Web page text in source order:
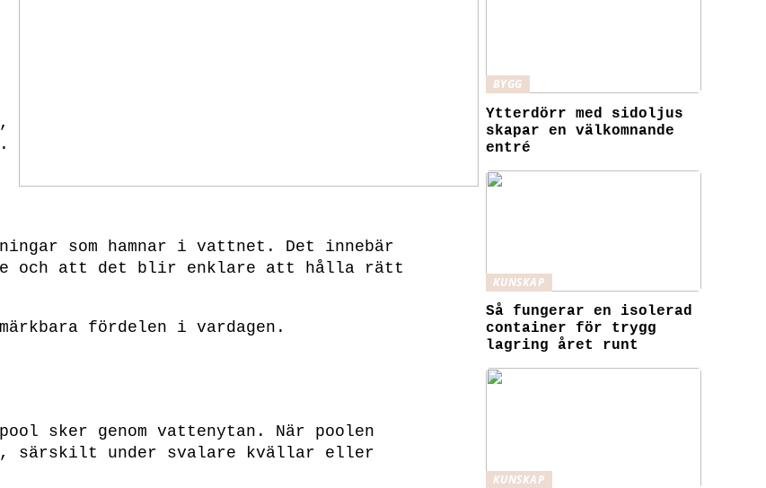
som hamnar i vattnet. Det innebär
och att det blir enklare att hålla rätt
fördelen i vardagen.
sker genom vattenytan. När poolen
särskilt under svalare kvällar eller
BYGG
Ytterdörr med sidoljus
skapar en välkomnande
entré
KUNSKAP
Så fungerar en isolerad
container för trygg
lagring året runt
KUNSKAP